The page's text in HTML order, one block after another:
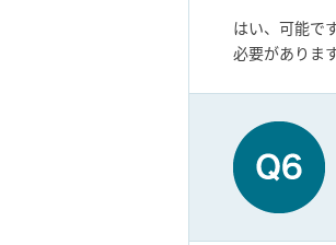
はい、可能で
必要がありま